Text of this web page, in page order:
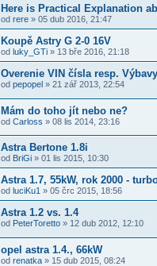
Here is Practical Explanation
od rere » 05 dub 2016, 21:47
Koupě Astry G 2-0 16V
od luky_GTi » 13 bře 2016, 21:18
Overenie VIN čísla resp. Výbavy
od pepopel » 21 zář 2013, 22:54
Mám do toho jít nebo ne?
od Carloss » 08 lis 2014, 23:16
Astra Bertone 1.8i
od BriGi » 01 lis 2015, 10:30
Astra 1.7, 55kW, rok 2000 -
od luciKu1 » 05 črc 2015, 18:56
Astra 1.2 vs. 1.4
od PeterToretto » 12 dub 2012, 12:10
opel astra 1.4., 66kW
od renatka » 15 dub 2015, 08:24